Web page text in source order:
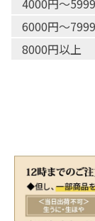
4000円〜
6000円〜
8000円以上